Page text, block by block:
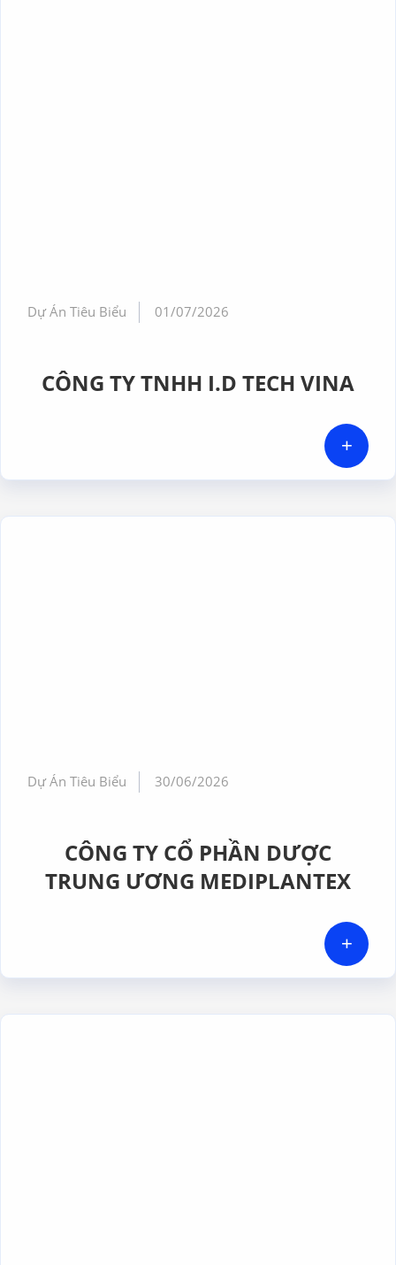
Dự Án Tiêu Biểu 01/07/2026
CÔNG TY TNHH I.D TECH VINA
+
Dự Án Tiêu Biểu 30/06/2026
CÔNG TY CỔ PHẦN DƯỢC
TRUNG ƯƠNG MEDIPLANTEX
+